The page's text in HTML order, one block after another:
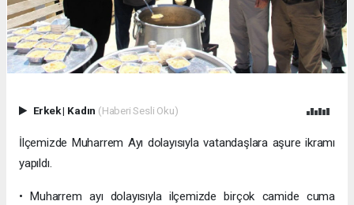
Erkek| Kadın (Haberi Sesli Oku)
İlçemizde Muharrem Ayı dolayısıyla vatandaşlara aşure ikramı
yapıldı.
• Muharrem ayı dolayısıyla ilçemizde birçok camide cuma